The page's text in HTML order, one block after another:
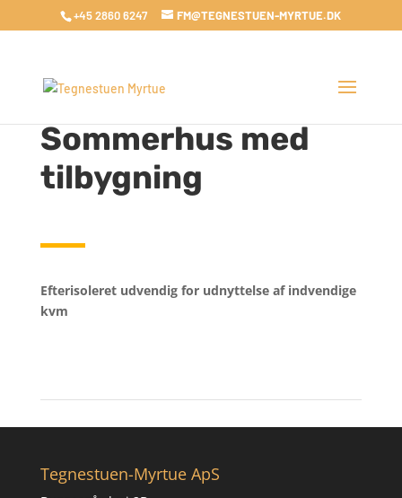
+45 2860 6247 FM@TEGNESTUEN-MYRTUE.DK
Sommerhus med
tilbygning
Efterisoleret udvendig for udnyttelse af indvendige
kvm
Tegnestuen-Myrtue ApS